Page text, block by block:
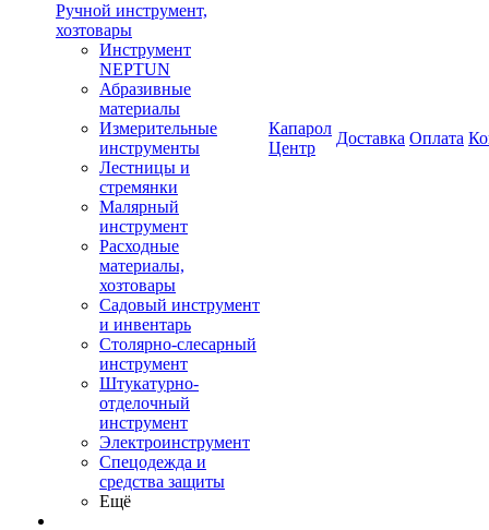
Ручной инструмент,
хозтовары
Инструмент
NEPTUN
Абразивные
материалы
Измерительные
инструменты
Лестницы и
стремянки
Малярный
инструмент
Расходные
материалы,
хозтовары
Садовый инструмент
и инвентарь
Столярно-слесарный
инструмент
Штукатурно-
отделочный
инструмент
Электроинструмент
Спецодежда и
средства защиты
Ещё
Капарол
Центр
Доставка Оплата